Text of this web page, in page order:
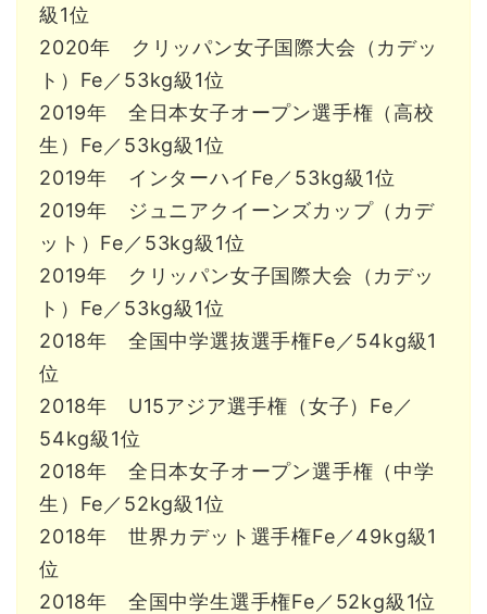
級1位
2020年 クリッパン女子国際大会（カデッ
ト）Fe／53kg級1位
2019年 全日本女子オープン選手権（高校
生）Fe／53kg級1位
2019年 インターハイFe／53kg級1位
2019年 ジュニアクイーンズカップ（カデ
ット）Fe／53kg級1位
2019年 クリッパン女子国際大会（カデッ
ト）Fe／53kg級1位
2018年 全国中学選抜選手権Fe／54kg級1
位
2018年 U15アジア選手権（女子）Fe／
54kg級1位
2018年 全日本女子オープン選手権（中学
生）Fe／52kg級1位
2018年 世界カデット選手権Fe／49kg級1
位
2018年 全国中学生選手権Fe／52kg級1位